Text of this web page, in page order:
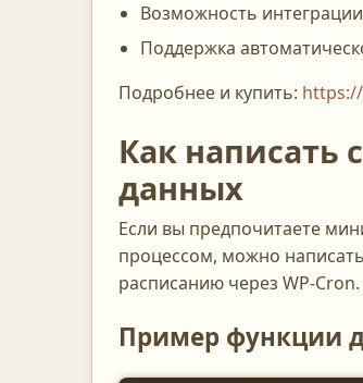
Возможность
Поддержка
Подробнее и купить:
Как написать
данных
Если вы предпочитаете
процессом, можно
расписанию через WP-Cron.
Пример функции